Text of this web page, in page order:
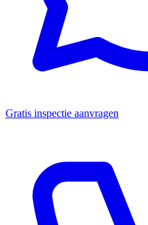
Gratis inspectie aanvragen